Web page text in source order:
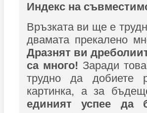
Индекс на
Връзката ви ще е
двамата прекалено
Дразнят ви
са много! Заради
трудно да добиете
картинка, а за
единият успее да